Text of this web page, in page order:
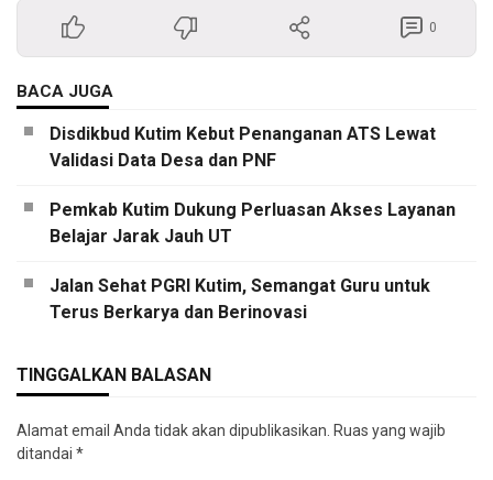
0
BACA JUGA
Disdikbud Kutim Kebut Penanganan ATS Lewat
Validasi Data Desa dan PNF
Pemkab Kutim Dukung Perluasan Akses Layanan
Belajar Jarak Jauh UT
Jalan Sehat PGRI Kutim, Semangat Guru untuk
Terus Berkarya dan Berinovasi
TINGGALKAN BALASAN
Alamat email Anda tidak akan dipublikasikan. Ruas yang wajib
ditandai *